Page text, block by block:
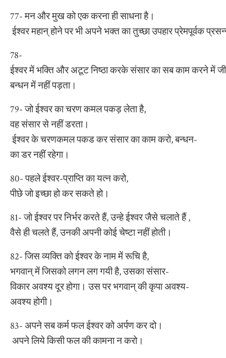
77- मन और मुख को एक करना ही साधना है।
ईश्वर महान् होने पर भी अपने भक्त का तुच्छा उपहार प्रेमपूर्वक
78-
ईश्वर में भक्ति और अटूट निष्ठा करके संसार का सब काम करने में
बन्धन में नहीं पड़ता।
79- जो ईश्वर का चरण कमल पकड़ लेता है,
वह संसार से नहीं डरता।
ईश्वर के चरणकमल पकड कर संसार का काम करो, बन्धन-
का डर नहीं रहेगा।
80- पहले ईश्वर-प्राप्ति का यत्न करो,
पीछे जो इच्छा हो कर सकते हो।
81- जो ईश्वर पर निर्भर करते हैं, उन्हे ईश्वर जैसे चलाते हैं ,
वैसे ही चलते हैं, उनकी अपनी कोई चेष्टा नहीं होती।
82- जिस व्यक्ति को ईश्वर के नाम में रूचि है,
भगवान् में जिसको लगन लग गयी है, उसका संसार-
विकार अवश्य दूर होगा। उस पर भगवान् की कृपा अवश्य-
अवश्य होगी।
83- अपने सब कर्म फल ईश्वर को अर्पण कर दो।
अपने लिये किसी फल की कामना न करो।